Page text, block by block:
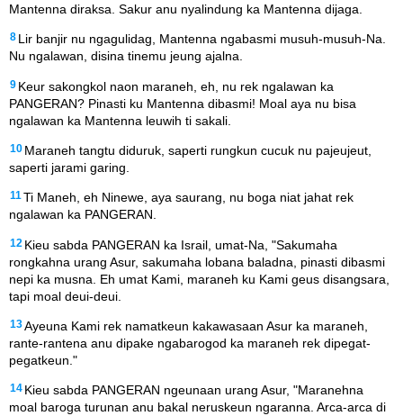
Mantenna diraksa. Sakur anu nyalindung ka Mantenna dijaga.
8 Lir banjir nu ngagulidag, Mantenna ngabasmi musuh-musuh-Na.
Nu ngalawan, disina tinemu jeung ajalna.
9 Keur sakongkol naon maraneh, eh, nu rek ngalawan ka
PANGERAN? Pinasti ku Mantenna dibasmi! Moal aya nu bisa
ngalawan ka Mantenna leuwih ti sakali.
10 Maraneh tangtu diduruk, saperti rungkun cucuk nu pajeujeut,
saperti jarami garing.
11 Ti Maneh, eh Ninewe, aya saurang, nu boga niat jahat rek
ngalawan ka PANGERAN.
12 Kieu sabda PANGERAN ka Israil, umat-Na, "Sakumaha
rongkahna urang Asur, sakumaha lobana baladna, pinasti dibasmi
nepi ka musna. Eh umat Kami, maraneh ku Kami geus disangsara,
tapi moal deui-deui.
13Ayeuna Kami rek namatkeun kakawasaan Asur ka maraneh,
rante-rantena anu dipake ngabarogod ka maraneh rek dipegat-
pegatkeun."
14 Kieu sabda PANGERAN ngeunaan urang Asur, "Maranehna
moal baroga turunan anu bakal neruskeun ngaranna. Arca-arca di